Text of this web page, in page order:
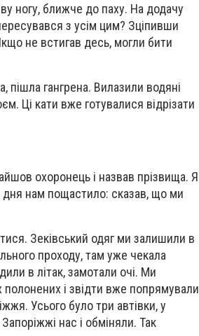
ногу, ближче до паху. На додачу
з усім цим? Зціпивши
не встигав десь, могли бити
пішла гангрена. Вилазили водяні
Ці кати вже готувалися відрізати
охоронець і назвав прізвища. Я
дня нам пощастило: сказав, що ми
Зеківський одяг ми залишили в
проходу, там уже чекала
в літак, замотали очі. Ми
і звідти вже попрямували
Усього було три автівки, у
нас і обміняли. Так